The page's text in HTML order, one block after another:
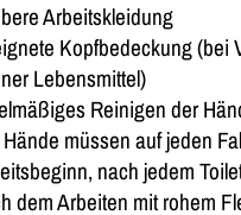
Arbeitskleidung
Kopfbedeckung (bei
Lebensmittel)
Reinigen der
müssen auf jeden
nach jedem
dem Arbeiten mit rohem